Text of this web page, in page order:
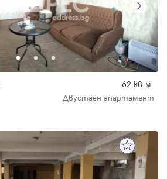
62 кв.м.
Двустаен апартамент